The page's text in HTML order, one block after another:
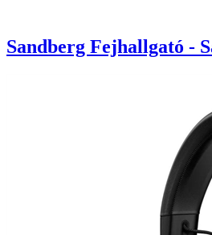
Sandberg Fejhallgató -